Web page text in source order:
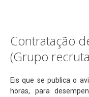
Contratação
(Grupo
Eis que se publica o
horas, para